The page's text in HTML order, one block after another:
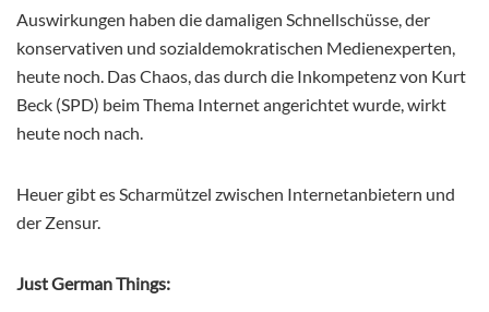
Auswirkungen haben die damaligen Schnellschüsse, der
konservativen und sozialdemokratischen Medienexperten,
heute noch. Das Chaos, das durch die Inkompetenz von Kurt
Beck (SPD) beim Thema Internet angerichtet wurde, wirkt
heute noch nach.
Heuer gibt es Scharmützel zwischen Internetanbietern und
der Zensur.
Just German Things: